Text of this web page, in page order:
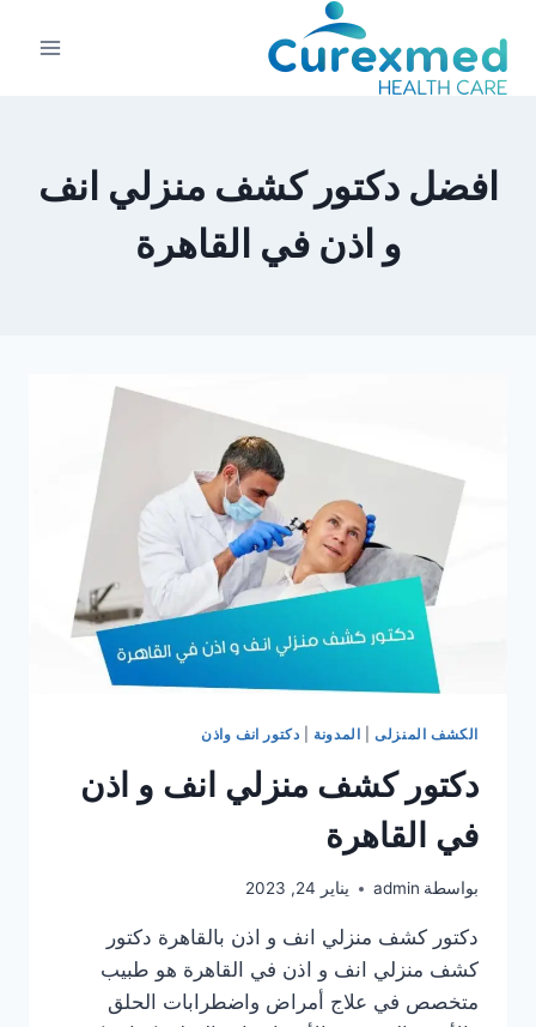
المحتوى
افضل دكتور كشف منزلي انف
و اذن في القاهرة
الكشف المنزلى| المدونة دكتور انف واذن
دكتور كشف منزلي انف و اذن
في القاهرة
بواسطة admin يناير 24, 2023
دكتور كشف منزلي انف و اذن بالقاهرة دكتور
كشف منزلي انف و اذن في القاهرة هو طبيب
متخصص في علاج أمراض واضطرابات الحلق